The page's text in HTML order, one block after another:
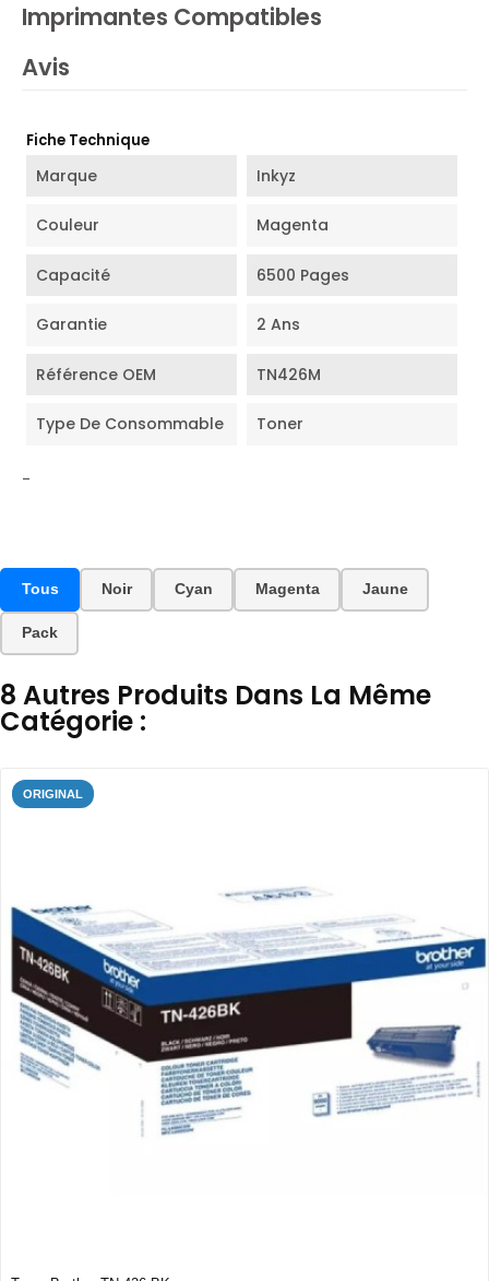
Imprimantes Compatibles
Avis
Fiche Technique
Marque Inkyz
Couleur Magenta
Capacité 6500 Pages
Garantie 2 Ans
Référence OEM TN426M
Type De Consommable Toner
-
Tous Noir Cyan Magenta Jaune
Pack
8 Autres Produits Dans La Même
Catégorie :
ORIGINAL